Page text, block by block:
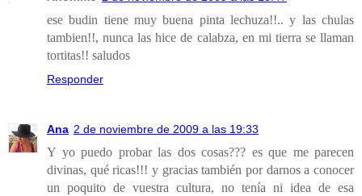
ese budin tiene muy buena pinta lechuza!!.. y las chulas
tambien!!, nunca las hice de calabza, en mi tierra se llaman
tortitas!! saludos
Responder
Ana 2 de noviembre de 2009 a las 19:33
Y yo puedo probar las dos cosas??? es que me parecen
divinas, qué ricas!!! y gracias también por darnos a conocer
un poquito de vuestra cultura, no tenía ni idea de esa